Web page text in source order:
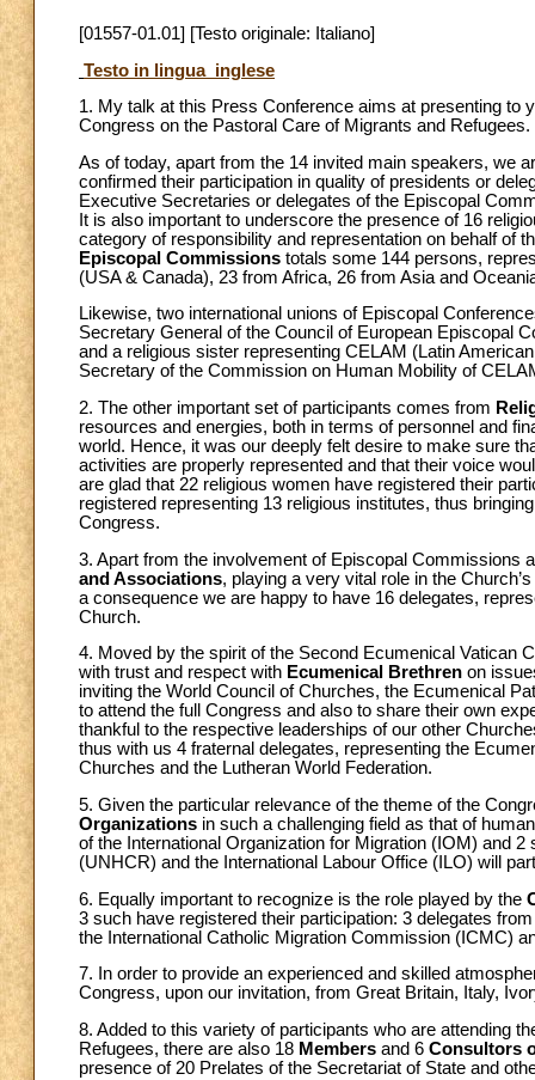
[01557-01.01] [Testo originale: Italiano]
Testo in lingua inglese
1. My talk at this Press Conference aims at presenting to
Congress on the Pastoral Care of Migrants and Refugees.
As of today, apart from the 14 invited main speakers, we
confirmed their participation in quality of presidents or
Executive Secretaries or delegates of the Episcopal
It is also important to underscore the presence of 16
category of responsibility and representation on behalf of
Episcopal Commissions totals some 144 persons,
(USA & Canada), 23 from Africa, 26 from Asia and
Likewise, two international unions of Episcopal
Secretary General of the Council of European Episcopal
and a religious sister representing CELAM (Latin
Secretary of the Commission on Human Mobility of
2. The other important set of participants comes from
resources and energies, both in terms of personnel and
world. Hence, it was our deeply felt desire to make sure
activities are properly represented and that their voice
are glad that 22 religious women have registered their
registered representing 13 religious institutes, thus
Congress.
3. Apart from the involvement of Episcopal Commissions
and Associations, playing a very vital role in the
a consequence we are happy to have 16 delegates,
Church.
4. Moved by the spirit of the Second Ecumenical Vatican
with trust and respect with Ecumenical Brethren on
inviting the World Council of Churches, the Ecumenical
to attend the full Congress and also to share their own
thankful to the respective leaderships of our other
thus with us 4 fraternal delegates, representing the
Churches and the Lutheran World Federation.
5. Given the particular relevance of the theme of the
Organizations in such a challenging field as that of
of the International Organization for Migration (IOM) and
(UNHCR) and the International Labour Office (ILO) will
6. Equally important to recognize is the role played by the
3 such have registered their participation: 3 delegates
the International Catholic Migration Commission (ICMC)
7. In order to provide an experienced and skilled
Congress, upon our invitation, from Great Britain, Italy,
8. Added to this variety of participants who are attending
Refugees, there are also 18 Members and 6 Consultors
presence of 20 Prelates of the Secretariat of State and